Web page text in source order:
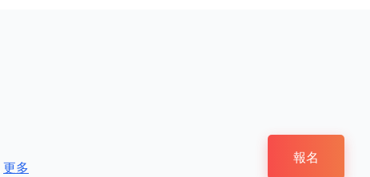
更多
報名